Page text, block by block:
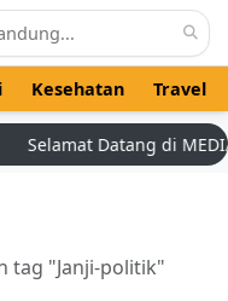
Kesehatan Travel
Selamat Datang di
tag "Janji-politik"